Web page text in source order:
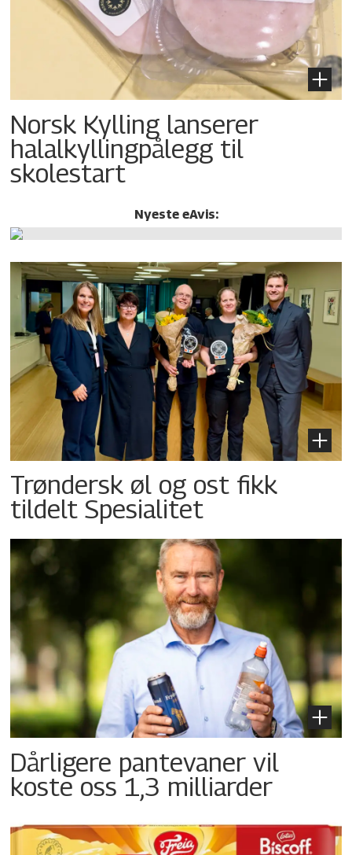
Norsk Kylling lanserer
halalkylling­pålegg til
skolestart
Nyeste eAvis:
Trøndersk øl og ost fikk
tildelt Spesialitet
Dårligere pantevaner vil
koste oss 1,3 milliarder